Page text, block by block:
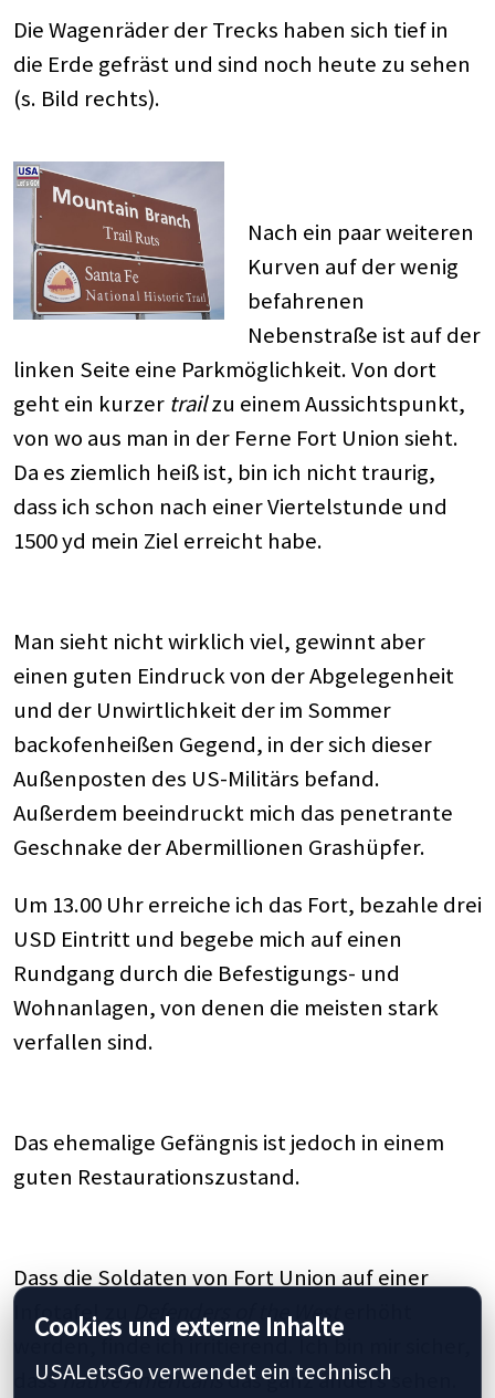
Die Wagenräder der Trecks haben sich tief in
die Erde gefräst und sind noch heute zu sehen
(s. Bild rechts).
Nach ein paar weiteren
Kurven auf der wenig
befahrenen
Nebenstraße ist auf der
linken Seite eine Parkmöglichkeit. Von dort
geht ein kurzer trailzu einem Aussichtspunkt,
von wo aus man in der Ferne Fort Union sieht.
Da es ziemlich heiß ist, bin ich nicht traurig,
dass ich schon nach einer Viertelstunde und
1500 yd mein Ziel erreicht habe.
Man sieht nicht wirklich viel, gewinnt aber
einen guten Eindruck von der Abgelegenheit
und der Unwirtlichkeit der im Sommer
backofenheißen Gegend, in der sich dieser
Außenposten des US-Militärs befand.
Außerdem beeindruckt mich das penetrante
Geschnake der Abermillionen Grashüpfer.
Um 13.00 Uhr erreiche ich das Fort, bezahle drei
USD Eintritt und begebe mich auf einen
Rundgang durch die Befestigungs- und
Wohnanlagen, von denen die meisten stark
verfallen sind.
Das ehemalige Gefängnis ist jedoch in einem
guten Restaurationszustand.
Dass die Soldaten von Fort Union auf einer
Infotafel zu
Defenders of the West
dassnative Americansdas ganz anders sehen.
Cookies und externe Inhalte
USALetsGo verwendet ein technisch